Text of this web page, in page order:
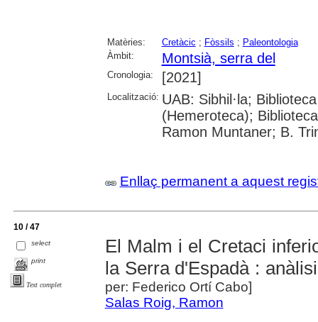
Matèries: Cretàcic ; Fòssils ; Paleontologia
Àmbit:
Montsià, serra del
Cronologia: [2021]
Localització: UAB: Sibhil·la;
(Hemeroteca);
Ramon Muntaner; B.
Enllaç permanent a aquest
10 / 47
select
print
Text complet
El Malm i el Cretaci
la Serra d'Espadà :
per: Federico Ortí Cabo]
Salas Roig, Ramon